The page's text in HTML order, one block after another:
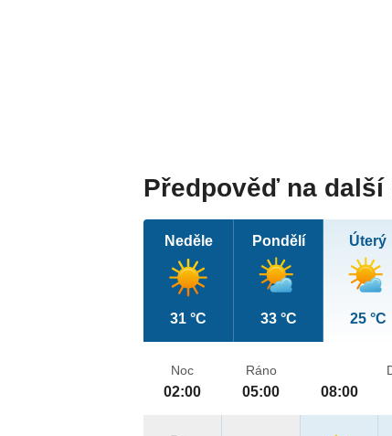
Předpověď na další
Neděle
31 °C
Pondělí
33 °C
Úterý
25 °C
Noc
02:00
Ráno
05:00 08:00